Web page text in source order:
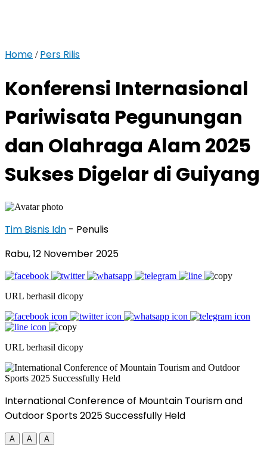
Home / Pers Rilis
Konferensi Internasional
Pariwisata Pegunungan
dan Olahraga Alam 2025
Sukses Digelar di Guiyang
Tim Bisnis Idn - Penulis
Rabu, 12 November 2025
URL berhasil dicopy
URL berhasil dicopy
International Conference of Mountain Tourism and
Outdoor Sports 2025 Successfully Held
A A A